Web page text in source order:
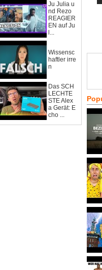
Ju Julia u
nd Rezo
REAGIER
EN auf Ju
l...
Wissensc
haftler irre
n
Das SCH
LECHTE
STE Alex
a Gerät: E
cho ...